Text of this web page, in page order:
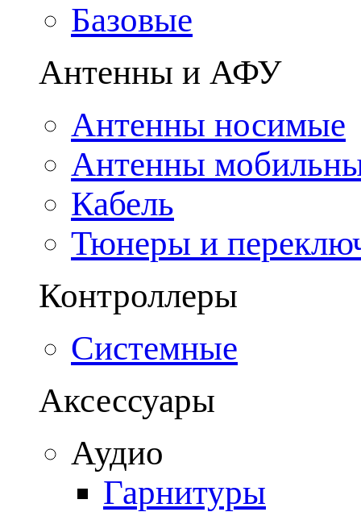
Базовые
Антенны и АФУ
Антенны носимые
Антенны
Кабель
Тюнеры и
Контроллеры
Системные
Аксессуары
Аудио
Гарнитуры